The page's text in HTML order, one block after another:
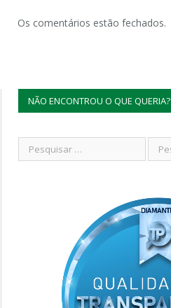
Os comentários estão fechados.
NÃO ENCONTROU O QUE QUERIA?